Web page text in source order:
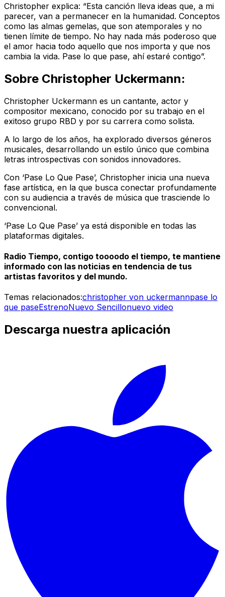
Christopher explica: “Esta canción lleva ideas que, a mi
parecer, van a permanecer en la humanidad. Conceptos
como las almas gemelas, que son atemporales y no
tienen límite de tiempo. No hay nada más poderoso que
el amor hacia todo aquello que nos importa y que nos
cambia la vida. Pase lo que pase, ahí estaré contigo”.
Sobre Christopher Uckermann:
Christopher Uckermann es un cantante, actor y
compositor mexicano, conocido por su trabajo en el
exitoso grupo RBD y por su carrera como solista.
A lo largo de los años, ha explorado diversos géneros
musicales, desarrollando un estilo único que combina
letras introspectivas con sonidos innovadores.
Con ‘Pase Lo Que Pase’, Christopher inicia una nueva
fase artística, en la que busca conectar profundamente
con su audiencia a través de música que trasciende lo
convencional.
‘Pase Lo Que Pase’ ya está disponible en todas las
plataformas digitales.
Radio Tiempo, contigo toooodo el tiempo, te mantiene
informado con las noticias en tendencia de tus
artistas favoritos y del mundo.
Temas relacionados:christopher von uckermannpase lo
que paseEstrenoNuevo Sencillonuevo video
Descarga nuestra aplicación